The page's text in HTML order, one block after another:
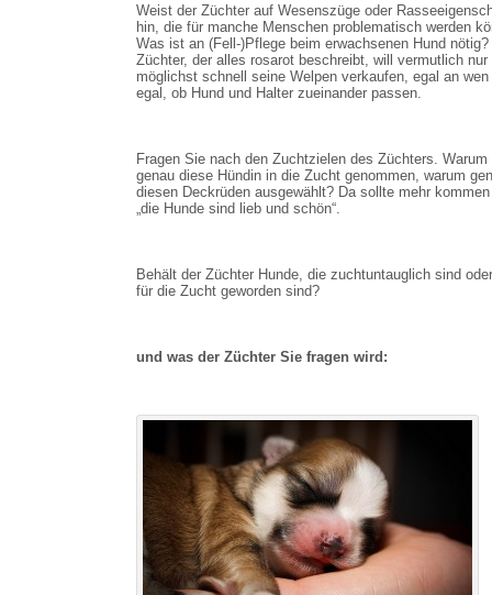
Weist der Züchter auf Wesenszüge oder
hin, die für manche Menschen problematisch werden
Was ist an (Fell-)Pflege beim erwachsenen Hund
Züchter, der alles rosarot beschreibt, will vermutlich nur
möglichst schnell seine Welpen verkaufen, egal an wen
egal, ob Hund und Halter zueinander passen.
Fragen Sie nach den Zuchtzielen des Züchters. Warum
genau diese Hündin in die Zucht genommen, warum
diesen Deckrüden ausgewählt? Da sollte mehr
„die Hunde sind lieb und schön“.
Behält der Züchter Hunde, die zuchtuntauglich sind
für die Zucht geworden sind?
und was der Züchter Sie fragen wird: